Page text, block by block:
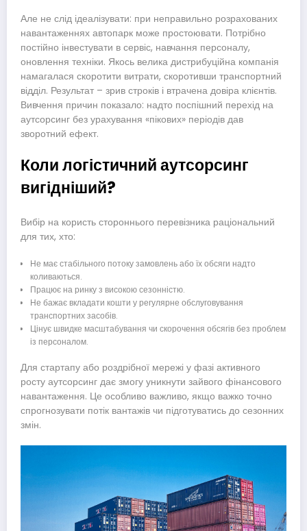
Але не слід ідеалізувати: при неправильно розрахованих
навантаженнях автопарк може простоювати. Потрібно
постійно інвестувати в сервіс, навчання персоналу,
оновлення техніки. Якось велика дистрибуційна компанія
намагалася скоротити витрати, скоротивши транспортний
відділ. Результат – зрив строків і втрачена довіра клієнтів.
Вивчення причин показало: надто поспішний перехід на
аутсорсинг без урахування «пікових» періодів дав
зворотний ефект.
Коли логістичний аутсорсинг
вигідніший?
Вибір на користь стороннього перевізника раціональний
для тих, хто:
Не має стабільного потоку замовлень або їх обсяги надто
коливаються.
Працює на ринку з високою сезонністю.
Не бажає вкладати кошти у регулярне обслуговування
транспортних засобів.
Цінує швидке масштабування чи скорочення обсягів без проблем
із персоналом.
Для стартапу або роздрібної мережі у фазі активного
росту аутсорсинг дає змогу уникнути зайвого фінансового
навантаження. Це особливо важливо, якщо важко точно
спрогнозувати потік вантажів чи підготуватись до сезонних
змін.